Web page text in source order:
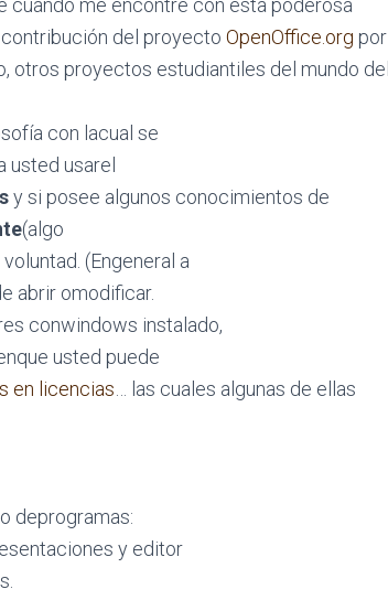
cuando me encontré con esta poderosa
del proyecto OpenOffice.org por
otros proyectos estudiantiles del mundo del
con lacual se
usted usarel
y si posee algunos conocimientos de
(algo
(Engeneral a
abrir omodificar.
conwindows instalado,
usted puede
en licencias … las cuales algunas de ellas
deprogramas:
y editor